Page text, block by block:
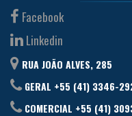
Facebook
Linkedin
RUA JOÃO ALVES, 285
GERAL +55 (41) 3346-
COMERCIAL +55 (41)